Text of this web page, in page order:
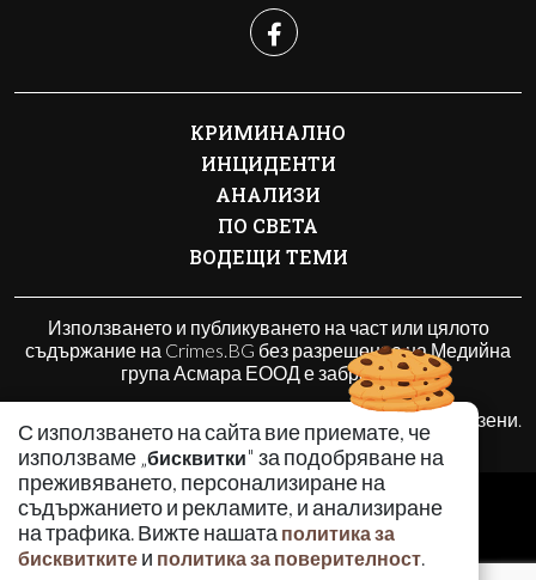
С използването на сайта вие приемате, че
използваме „бисквитки" за подобряване на
преживяването, персонализиране на
съдържанието и рекламите, и анализиране
на трафика. Вижте нашата политика за
бисквитките и политика за поверителност.
КРИМИНАЛНО
ИНЦИДЕНТИ
АНАЛИЗИ
ПО СВЕТА
ВОДЕЩИ ТЕМИ
Използването и публикуването на част или цялото
съдържание на Crimes.BG без разрешение на Медийна
група Асмара ЕООД е забранено.
© 2010 - 2026 | Crimes.BG. Всички права запазени.
РЕКЛАМА
КОНТАКТИ
ОБЩИ УСЛОВИЯ